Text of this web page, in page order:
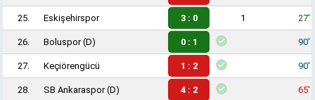
25. Eskişehirspor 3 : 0 1 27'
26. Boluspor(D) 0 : 1 90'
27. Keçiörengücü 1 : 2 90'
28. SB Ankaraspor(D) 4 : 2 65'